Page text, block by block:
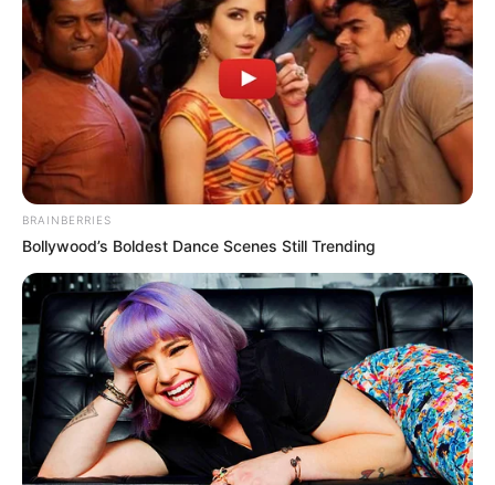
(foto: instagram/official_un_b)
BRAINBERRIES
Bollywood’s Boldest Dance Scenes Still Trending